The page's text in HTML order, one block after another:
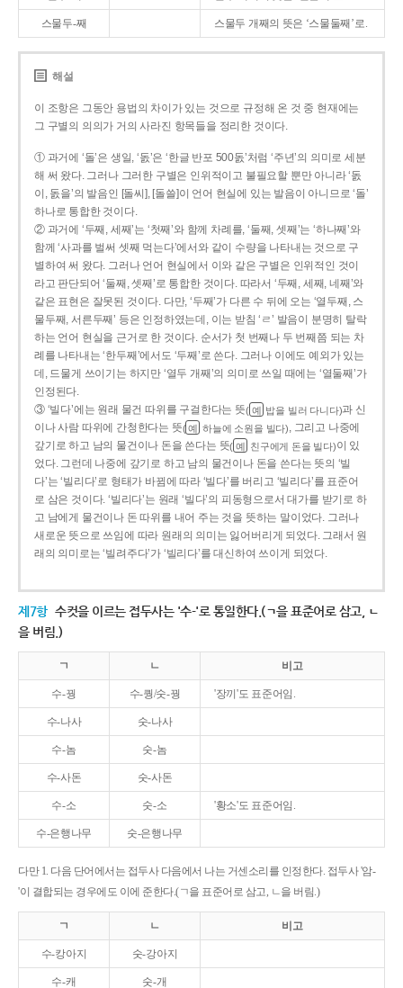
스물두-째 스물두 개째의 뜻은 ‘스물둘째’로.
해설
이 조항은 그동안 용법의 차이가 있는 것으로 규정해 온 것 중 현재에는
그 구별의 의의가 거의 사라진 항목들을 정리한 것이다.
① 과거에 ‘돌’은 생일, ‘돐’은 ‘한글 반포 500돐’처럼 ‘주년’의 의미로 세분
해 써 왔다. 그러나 그러한 구별은 인위적이고 불필요할 뿐만 아니라 ‘돐
이, 돐을’의 발음인 [돌씨], [돌쓸]이 언어 현실에 있는 발음이 아니므로 ‘돌’
하나로 통합한 것이다.
② 과거에 ‘두째, 세째’는 ‘첫째’와 함께 차례를, ‘둘째, 셋째’는 ‘하나째’와
함께 ‘사과를 벌써 셋째 먹는다’에서와 같이 수량을 나타내는 것으로 구
별하여 써 왔다. 그러나 언어 현실에서 이와 같은 구별은 인위적인 것이
라고 판단되어 ‘둘째, 셋째’로 통합한 것이다. 따라서 ‘두째, 세째, 네째’와
같은 표현은 잘못된 것이다. 다만, ‘두째’가 다른 수 뒤에 오는 ‘열두째, 스
물두째, 서른두째’ 등은 인정하였는데, 이는 받침 ‘ㄹ’ 발음이 분명히 탈락
하는 언어 현실을 근거로 한 것이다. 순서가 첫 번째나 두 번째쯤 되는 차
례를 나타내는 ‘한두째’에서도 ‘두째’로 쓴다. 그러나 이에도 예외가 있는
데, 드물게 쓰이기는 하지만 ‘열두 개째’의 의미로 쓰일 때에는 ‘열둘째’가
인정된다.
③ ‘빌다’에는 원래 물건 따위를 구걸한다는 뜻( 예 밥을 빌러 다니다)과 신
이나 사람 따위에 간청한다는 뜻( 예 하늘에 소원을 빌다), 그리고 나중에
갚기로 하고 남의 물건이나 돈을 쓴다는 뜻( 예 친구에게 돈을 빌다)이 있
었다. 그런데 나중에 갚기로 하고 남의 물건이나 돈을 쓴다는 뜻의 ‘빌
다’는 ‘빌리다’로 형태가 바뀜에 따라 ‘빌다’를 버리고 ‘빌리다’를 표준어
로 삼은 것이다. ‘빌리다’는 원래 ‘빌다’의 피동형으로서 대가를 받기로 하
고 남에게 물건이나 돈 따위를 내어 주는 것을 뜻하는 말이었다. 그러나
새로운 뜻으로 쓰임에 따라 원래의 의미는 잃어버리게 되었다. 그래서 원
래의 의미로는 ‘빌려주다’가 ‘빌리다’를 대신하여 쓰이게 되었다.
제7항 수컷을 이르는 접두사는 '수-'로 통일한다.(ㄱ을 표준어로 삼고, ㄴ
을 버림.)
ㄱ ㄴ 비고
수-꿩 수-퀑/숫-꿩 '장끼'도 표준어임.
수-나사 숫-나사
수-놈 숫-놈
수-사돈 숫-사돈
수-소 숫-소 '황소'도 표준어임.
수-은행나무 숫-은행나무
다만 1. 다음 단어에서는 접두사 다음에서 나는 거센소리를 인정한다. 접두사 '암-
'이 결합되는 경우에도 이에 준한다.(ㄱ을 표준어로 삼고, ㄴ을 버림.)
ㄱ ㄴ 비고
수-캉아지 숫-강아지
수-캐 숫-개